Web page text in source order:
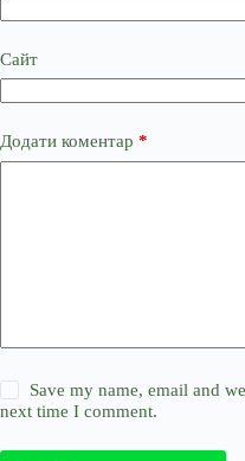
Сайт
Додати коментар *
Save my name, email and
next time I comment.